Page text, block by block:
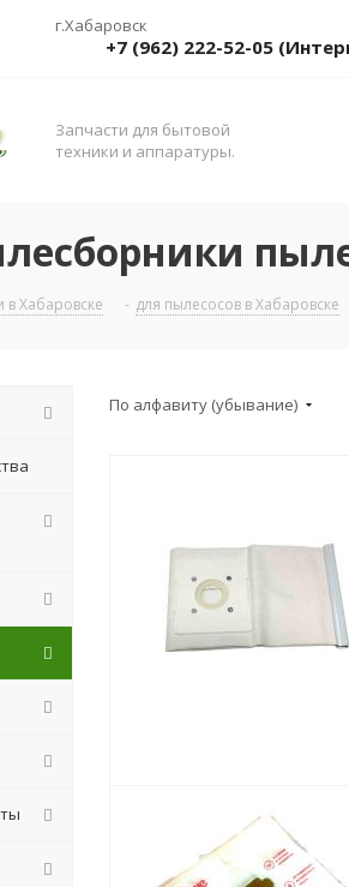
г.Хабаровск
+7 (962) 222-52-05
Запчасти для бытовой
техники и аппаратуры.
в Хабаровске - для пылесосов в Хабаровске
По алфавиту (убывание)